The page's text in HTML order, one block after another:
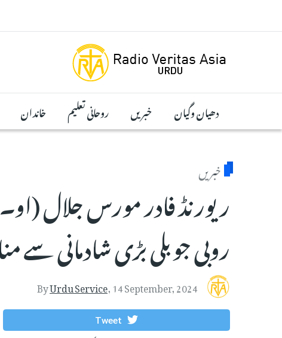
دھیان وگیان خبریں روحانی تعلیم خاندان
خبریں
ریورنڈ فادر مورس جلال
روبی جوبلی بڑی شادمانی سے
ByUrdu Service,14 September, 2024
Tweet